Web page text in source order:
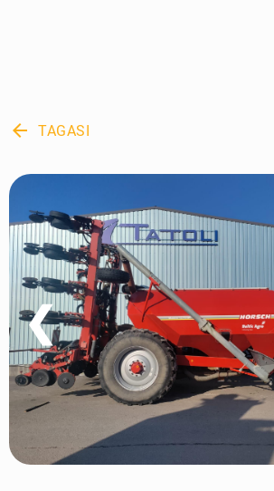
arrow_back TAGASI
❮